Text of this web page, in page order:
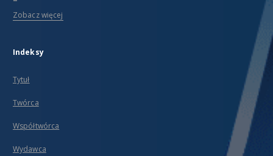
Zobacz więcej
Indeksy
Tytuł
Twórca
Współtwórca
Wydawca